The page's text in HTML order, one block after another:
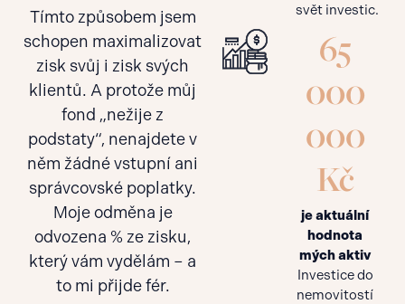
Tímto způsobem jsem
schopen maximalizovat
zisk svůj i zisk svých
klientů. A protože můj
fond „nežije z
podstaty“, nenajdete v
něm žádné vstupní ani
správcovské poplatky.
Moje odměna je
odvozena % ze zisku,
který vám vydělám – a
to mi přijde fér.
svět investic.
65
000
000
Kč
je aktuální
hodnota
mých aktiv
Investice do
nemovitostí